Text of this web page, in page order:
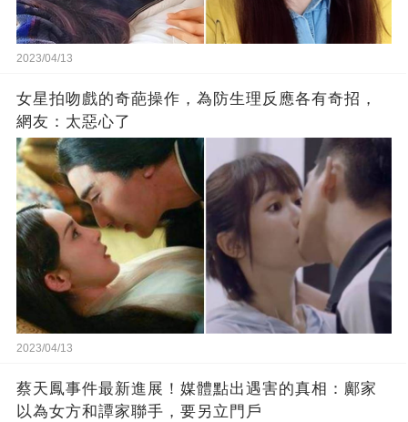
2023/04/13
女星拍吻戲的奇葩操作，為防生理反應各有奇招，
網友：太惡心了
2023/04/13
蔡天鳳事件最新進展！媒體點出遇害的真相：鄺家
以為女方和譚家聯手，要另立門戶